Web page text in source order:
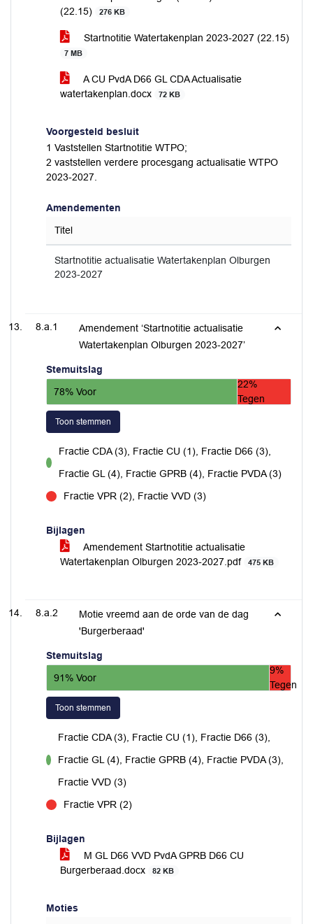
(22.15)
276 KB
Startnotitie Watertakenplan 2023-2027 (22.15)
7 MB
A CU PvdA D66 GL CDA Actualisatie
watertakenplan.docx
72 KB
Voorgesteld besluit
1 Vaststellen Startnotitie WTPO;
2 vaststellen verdere procesgang actualisatie WTPO
2023-2027.
Amendementen
Titel
Startnotitie actualisatie Watertakenplan Olburgen
2023-2027
8.a.1
Amendement ‘Startnotitie actualisatie
Watertakenplan Olburgen 2023-2027’
Stemuitslag
78% Voor
22%
Tegen
Toon stemmen
voor
Fractie CDA (3), Fractie CU (1), Fractie D66 (3),
Fractie GL (4), Fractie GPRB (4), Fractie PVDA (3)
Fractie VPR (2), Fractie VVD (3)
Bijlagen
Amendement Startnotitie actualisatie
Watertakenplan Olburgen 2023-2027.pdf
475 KB
8.a.2
Motie vreemd aan de orde van de dag
'Burgerberaad'
Stemuitslag
91% Voor
9%
Tegen
Toon stemmen
Fractie CDA (3), Fractie CU (1), Fractie D66 (3),
Fractie GL (4), Fractie GPRB (4), Fractie PVDA (3),
Fractie VVD (3)
Fractie VPR (2)
Bijlagen
M GL D66 VVD PvdA GPRB D66 CU
Burgerberaad.docx
82 KB
Moties